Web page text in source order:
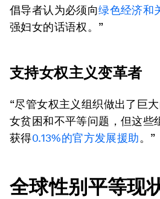
倡导者认为必须向绿色经济和
强妇女的话语权。”
支持女权主义变革者
“尽管女权主义组织做出了巨
女贫困和不平等问题，但这些
获得0.13%的官方发展援助。”
全球性别平等现